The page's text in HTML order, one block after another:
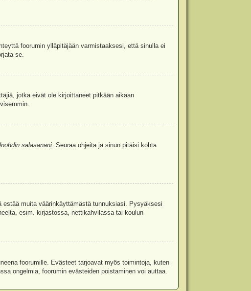
foorumin ylläpitäjään varmistaaksesi, että sinulla ei
se.
jotka eivät ole kirjoittaneet pitkään aikaan
salasanani. Seuraa ohjeita ja sinun pitäisi kohta
muita väärinkäyttämästä tunnuksiasi. Pysyäksesi
esim. kirjastossa, nettikahvilassa tai koulun
foorumille. Evästeet tarjoavat myös toimintoja, kuten
ongelmia, foorumin evästeiden poistaminen voi auttaa.